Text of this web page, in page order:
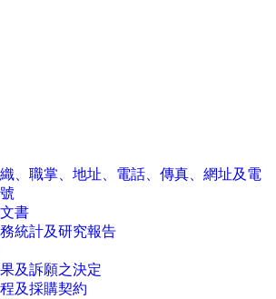
、職掌、地址、電話、傳真、網址及電
書
統計及研究報告
及訴願之決定
及採購契約